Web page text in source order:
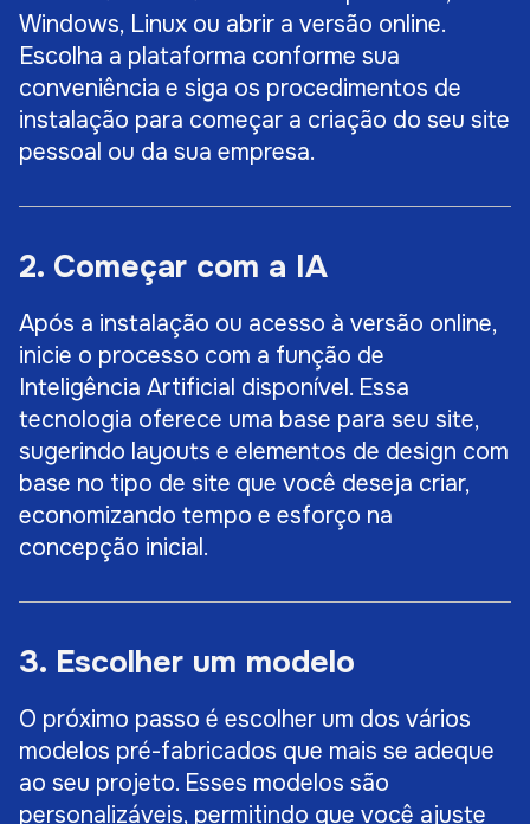
Windows, Linux ou abrir a versão online.
Escolha a plataforma conforme sua
conveniência e siga os procedimentos de
instalação para começar a criação do seu site
pessoal ou da sua empresa.
2. Começar com a IA
Após a instalação ou acesso à versão online,
inicie o processo com a função de
Inteligência Artificial disponível. Essa
tecnologia oferece uma base para seu site,
sugerindo layouts e elementos de design com
base no tipo de site que você deseja criar,
economizando tempo e esforço na
concepção inicial.
3. Escolher um modelo
O próximo passo é escolher um dos vários
modelos pré-fabricados que mais se adeque
ao seu projeto. Esses modelos são
personalizáveis, permitindo que você ajuste